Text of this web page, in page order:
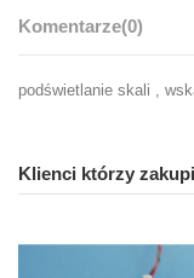
Komentarze(0)
podświetlanie skali ,
Klienci którzy